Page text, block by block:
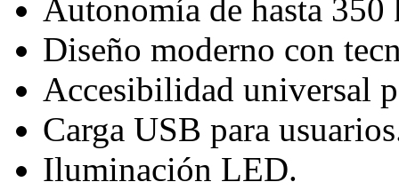
Autonomía de hasta 350
Diseño moderno con
Accesibilidad universal
Carga USB para
Iluminación LED.